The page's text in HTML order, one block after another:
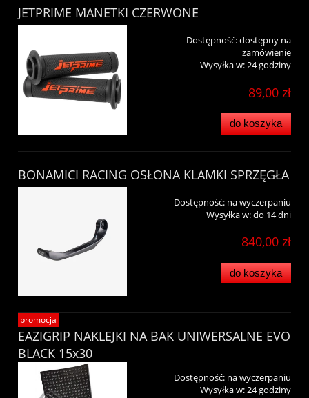
JETPRIME MANETKI CZERWONE
Dostępność:dostępny na
zamówienie
Wysyłka w:24 godziny
89,00 zł
do koszyka
BONAMICI RACING OSŁONA KLAMKI SPRZĘGŁA
Dostępność: na wyczerpaniu
Wysyłka w:do 14 dni
840,00 zł
do koszyka
EAZIGRIP NAKLEJKI NA BAK UNIWERSALNE EVO
BLACK 15x30
Dostępność: na wyczerpaniu
Wysyłka w:24 godziny
promocja